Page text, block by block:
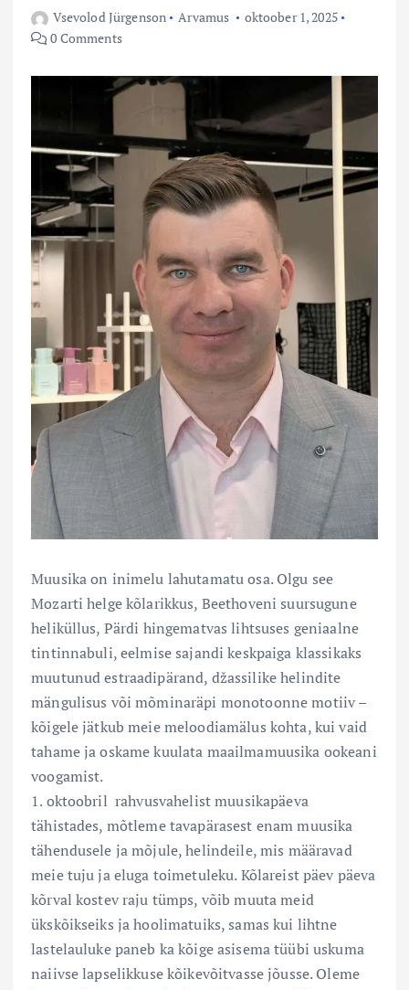
Vsevolod Jürgenson Arvamus
oktoober 1, 2025
0 Comments
Muusika on inimelu lahutamatu osa. Olgu see
Mozarti helge kõlarikkus, Beethoveni suursugune
heliküllus, Pärdi hingematvas lihtsuses geniaalne
tintinnabuli, eelmise sajandi keskpaiga klassikaks
muutunud estraadipärand, džassilike helindite
mängulisus või mõminaräpi monotoonne motiiv –
kõigele jätkub meie meloodiamälus kohta, kui vaid
tahame ja oskame kuulata maailmamuusika ookeani
voogamist.
1. oktoobril rahvusvahelist muusikapäeva
tähistades, mõtleme tavapärasest enam muusika
tähendusele ja mõjule, helindeile, mis määravad
meie tuju ja eluga toimetuleku. Kõlareist päev päeva
kõrval kostev raju tümps, võib muuta meid
ükskõikseiks ja hoolimatuiks, samas kui lihtne
lastelauluke paneb ka kõige asisema tüübi uskuma
naiivse lapselikkuse kõikevõitvasse jõusse. Oleme